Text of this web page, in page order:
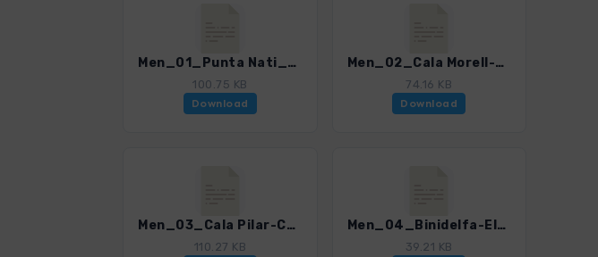
Men_01_Punta Nati_0259_2.gpx
100.75 KB
Download
Men_02_Cala Morell-Algaiarens_0259_2.gpx
74.16 KB
Download
Men_03_Cala Pilar-Cala Algaiarens_0259_2.gpx
110.27 KB
Men_04_Binidelfa-Els Alocs-Cala Pilar_0259_2.gpx
39.21 KB